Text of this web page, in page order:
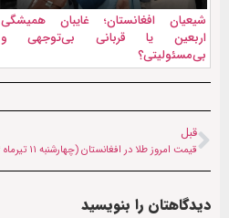
شیعیان افغانستان؛ غایبان همیشگی
اربعین یا قربانی بی‌توجهی و
بی‌مسئولیتی؟
قبل
قیمت امروز طلا در افغانستان (چهارشنبه ۱۱ تیرماه ۱۴۰۴)
دیدگاهتان را بنویسید